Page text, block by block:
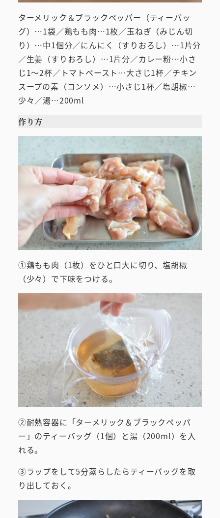
ターメリック＆ブラックペッパー（ティーバッ
グ）…1袋／鶏もも肉…1枚／玉ねぎ（みじん切
り）…中1個分／にんにく（すりおろし）…1片分
／生姜（すりおろし）…1片分／カレー粉…小さ
じ1～2杯／トマトペースト…大さじ1杯／チキン
スープの素（コンソメ）…小さじ1杯／塩胡椒…
少々／湯…200ml
作り方
①鶏もも肉（1枚）をひと口大に切り、塩胡椒
（少々）で下味をつける。
②耐熱容器に「ターメリック＆ブラックペッパ
ー」のティーバッグ（1個）と湯（200ml）を入
れる。
③ラップをして5分蒸らしたらティーバッグを取
り出しておく。